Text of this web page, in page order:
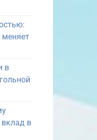
меняет
в
в